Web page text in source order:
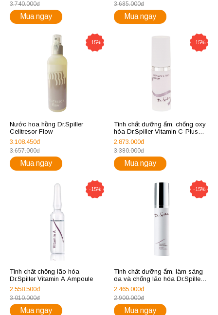
3.740.000đ
Mua ngay
3.685.000đ
Mua ngay
-15%
Nước hoa hồng Dr.Spiller
Celltresor Flow
3.108.450đ
3.657.000đ
Mua ngay
-15%
Tinh chất dưỡng ẩm, chống oxy
hóa Dr.Spiller Vitamin C-Plus
Serum
2.873.000đ
3.380.000đ
Mua ngay
-15%
Tinh chất chống lão hóa
Dr.Spiller Vitamin A Ampoule
2.558.500đ
3.010.000đ
Mua ngay
-15%
Tinh chất dưỡng ẩm, làm sáng
da và chống lão hóa Dr.Spiller
Oxygen Vital Complex
2.465.000đ
2.900.000đ
Mua ngay